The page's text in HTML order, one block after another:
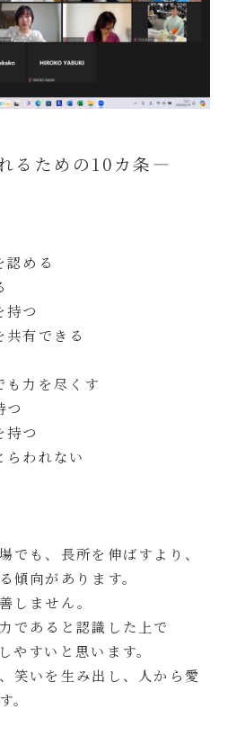
るための10カ条―
める
つ
有できる
力を尽くす
つ
われない
でも、長所を伸ばすより、
傾向があります。
しません。
であると認識した上で
やすいと思います。
笑いを生み出し、人から愛
。